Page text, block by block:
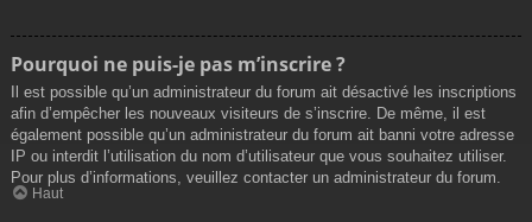
Pourquoi ne puis-je pas m’inscrire ?
Il est possible qu’un administrateur du forum ait désactivé les inscriptions
afin d’empêcher les nouveaux visiteurs de s’inscrire. De même, il est
également possible qu’un administrateur du forum ait banni votre adresse
IP ou interdit l’utilisation du nom d’utilisateur que vous souhaitez utiliser.
Pour plus d’informations, veuillez contacter un administrateur du forum.
Haut